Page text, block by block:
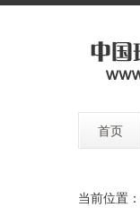
首页
当前位置：